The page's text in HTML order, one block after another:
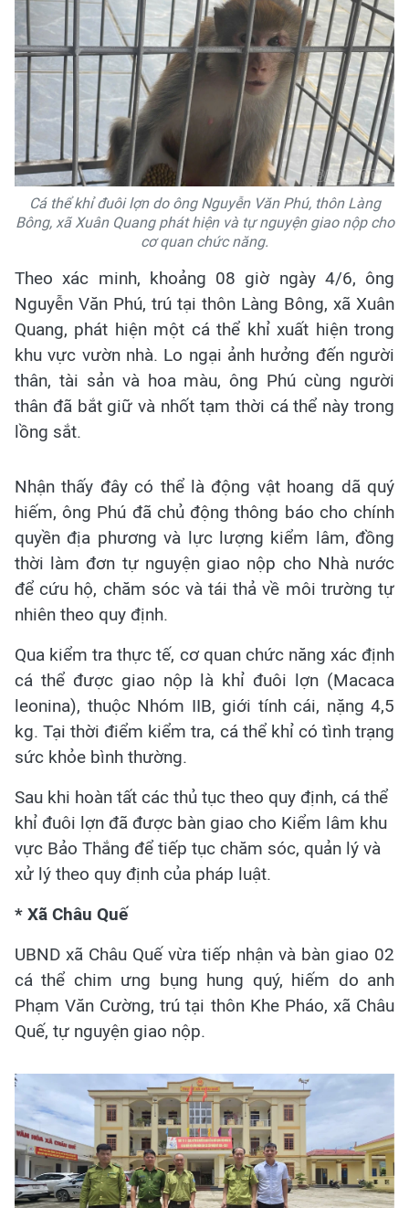
Cá thể khỉ đuôi lợn do ông Nguyễn Văn Phú, thôn Làng
Bông, xã Xuân Quang phát hiện và tự nguyện giao nộp cho
cơ quan chức năng.
Theo xác minh, khoảng 08 giờ ngày 4/6, ông
Nguyễn Văn Phú, trú tại thôn Làng Bông, xã Xuân
Quang, phát hiện một cá thể khỉ xuất hiện trong
khu vực vườn nhà. Lo ngại ảnh hưởng đến người
thân, tài sản và hoa màu, ông Phú cùng người
thân đã bắt giữ và nhốt tạm thời cá thể này trong
lồng sắt.
Nhận thấy đây có thể là động vật hoang dã quý
hiếm, ông Phú đã chủ động thông báo cho chính
quyền địa phương và lực lượng kiểm lâm, đồng
thời làm đơn tự nguyện giao nộp cho Nhà nước
để cứu hộ, chăm sóc và tái thả về môi trường tự
nhiên theo quy định.
Qua kiểm tra thực tế, cơ quan chức năng xác định
cá thể được giao nộp là khỉ đuôi lợn (Macaca
leonina), thuộc Nhóm IIB, giới tính cái, nặng 4,5
kg. Tại thời điểm kiểm tra, cá thể khỉ có tình trạng
sức khỏe bình thường.
Sau khi hoàn tất các thủ tục theo quy định, cá thể
khỉ đuôi lợn đã được bàn giao cho Kiểm lâm khu
vực Bảo Thắng để tiếp tục chăm sóc, quản lý và
xử lý theo quy định của pháp luật.
* Xã Châu Quế
UBND xã Châu Quế vừa tiếp nhận và bàn giao 02
cá thể chim ưng bụng hung quý, hiếm do anh
Phạm Văn Cường, trú tại thôn Khe Pháo, xã Châu
Quế, tự nguyện giao nộp.